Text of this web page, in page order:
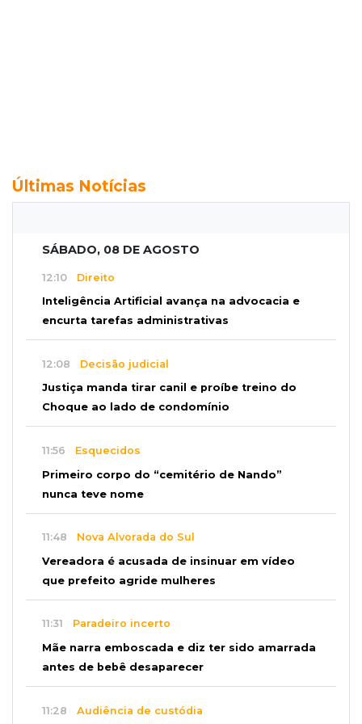
Últimas Notícias
SÁBADO, 08 DE AGOSTO
12:10 Direito
Inteligência Artificial avança na advocacia e
encurta tarefas administrativas
12:08 Decisão judicial
Justiça manda tirar canil e proíbe treino do
Choque ao lado de condomínio
11:56 Esquecidos
Primeiro corpo do “cemitério de Nando”
nunca teve nome
11:48 Nova Alvorada do Sul
Vereadora é acusada de insinuar em vídeo
que prefeito agride mulheres
11:31 Paradeiro incerto
Mãe narra emboscada e diz ter sido amarrada
antes de bebê desaparecer
11:28 Audiência de custódia